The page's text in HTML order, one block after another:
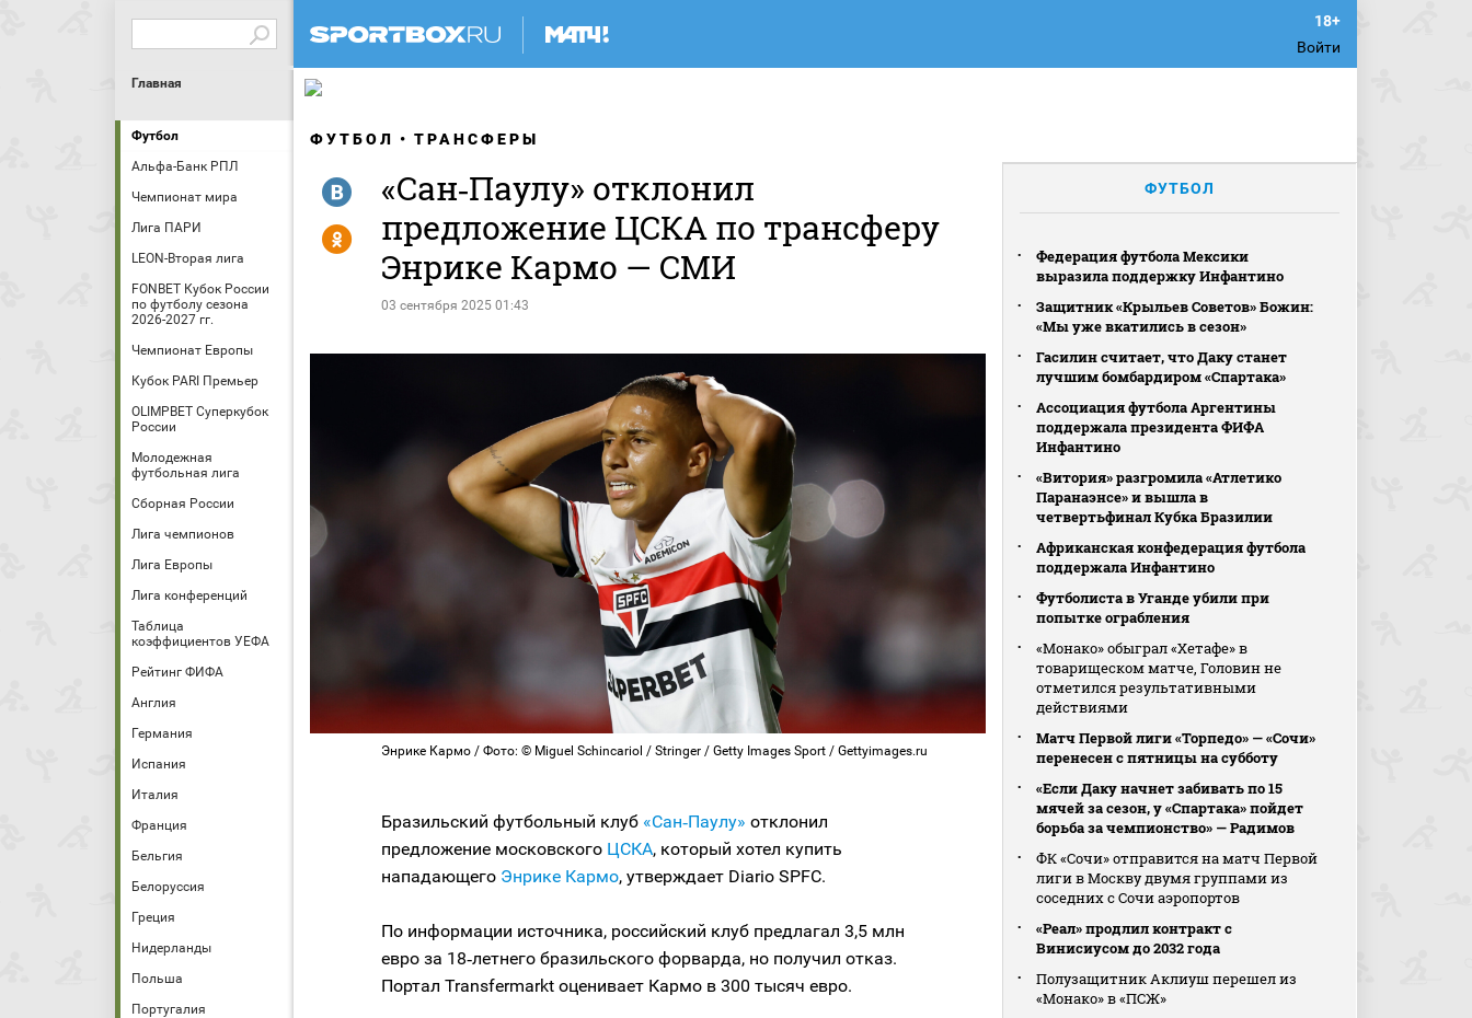
Войти
Главная
Футбол
Альфа-Банк РПЛ
Чемпионат мира
Лига ПАРИ
LEON-Вторая лига
FONBET Кубок России
по футболу сезона
2026-2027 гг.
Чемпионат Европы
Кубок PARI Премьер
OLIMPBET Суперкубок
России
Молодежная
футбольная лига
Сборная России
Лига чемпионов
Лига Европы
Лига конференций
Таблица
коэффициентов УЕФА
Рейтинг ФИФА
Англия
Германия
Испания
Италия
Франция
Бельгия
Белоруссия
Греция
Нидерланды
Польша
Португалия
ФУТБОЛ ТРАНСФЕРЫ
«Сан‑Паулу» отклонил
предложение ЦСКА по трансферу
Энрике Кармо — СМИ
03 сентября 2025 01:43
R
Y
Энрике Кармо / Фото: © Miguel Schincariol / Stringer / Getty Images Sport / Gettyimages.ru
Бразильский футбольный клуб «Сан‑Паулу» отклонил
предложение московского ЦСКА, который хотел купить
нападающего Энрике Кармо, утверждает Diario SPFC.
По информации источника, российский клуб предлагал 3,5 млн
евро за 18‑летнего бразильского форварда, но получил отказ.
Портал Transfermarkt оценивает Кармо в 300 тысяч евро.
ФУТБОЛ
Федерация футбола Мексики
выразила поддержку Инфантино
Защитник «Крыльев Советов» Божин:
«Мы уже вкатились в сезон»
Гасилин считает, что Даку станет
лучшим бомбардиром «Спартака»
Ассоциация футбола Аргентины
поддержала президента ФИФА
Инфантино
«Витория» разгромила «Атлетико
Паранаэнсе» и вышла в
четвертьфинал Кубка Бразилии
Африканская конфедерация футбола
поддержала Инфантино
Футболиста в Уганде убили при
попытке ограбления
«Монако» обыграл «Хетафе» в
товарищеском матче, Головин не
отметился результативными
действиями
Матч Первой лиги «Торпедо» — «Сочи»
перенесен с пятницы на субботу
«Если Даку начнет забивать по 15
мячей за сезон, у «Спартака» пойдет
борьба за чемпионство» — Радимов
ФК «Сочи» отправится на матч Первой
лиги в Москву двумя группами из
соседних с Сочи аэропортов
«Реал» продлил контракт с
Винисиусом до 2032 года
Полузащитник Аклиуш перешел из
«Монако» в «ПСЖ»